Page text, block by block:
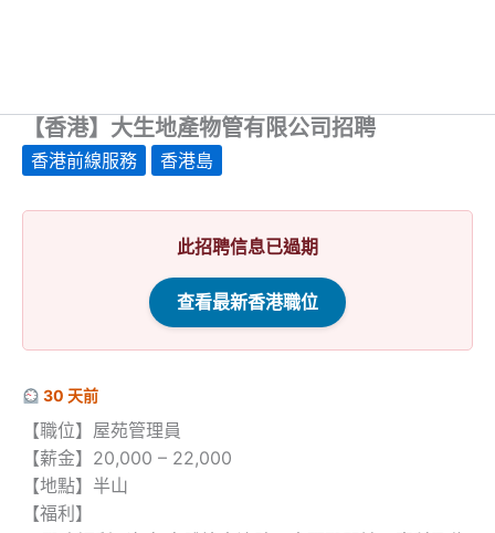
【香港】大生地產物管有限公司招聘
香港前線服務 香港島
此招聘信息已過期
查看最新香港職位
30 天前
【職位】屋苑管理員
【薪金】20,000 – 22,000
【地點】半山
【福利】